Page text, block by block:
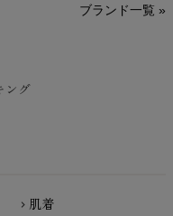
ブランド一覧 »
ング
chevron_right 肌着